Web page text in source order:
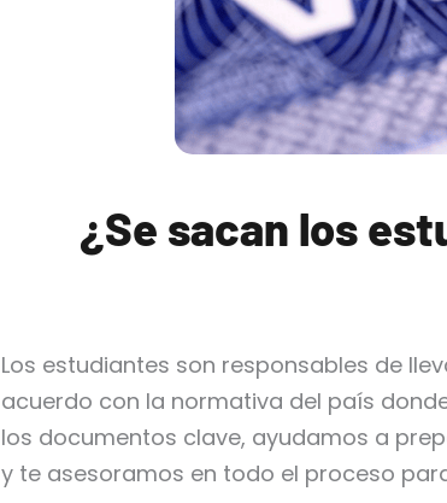
¿Se sacan los
Los estudiantes son responsables de
acuerdo con la normativa del país
los documentos clave, ayudamos a
y te asesoramos en todo el proceso